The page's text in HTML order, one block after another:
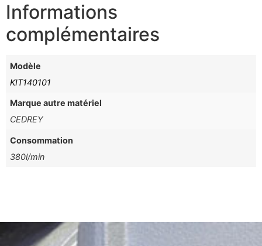
Informations
complémentaires
Modèle
KIT140101
Marque autre matériel
CEDREY
Consommation
380l/min